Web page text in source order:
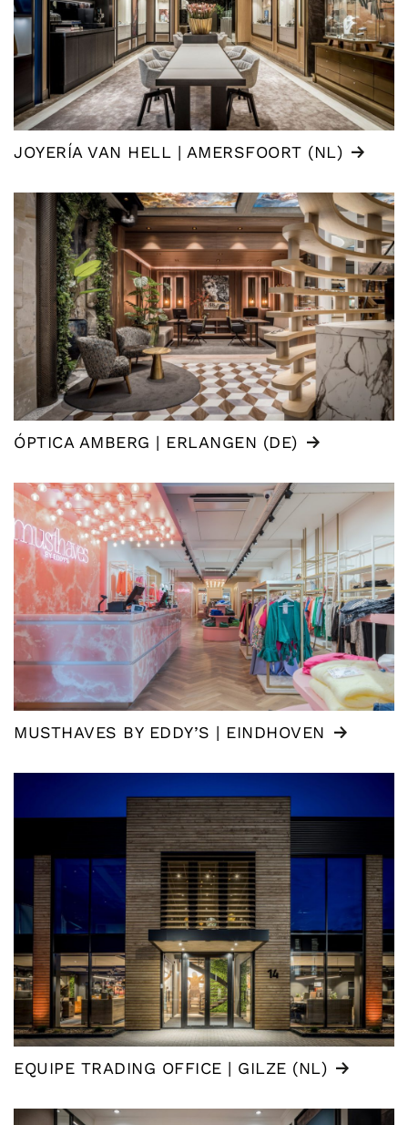
JOYERÍA VAN HELL | AMERSFOORT (NL)
ÓPTICA AMBERG | ERLANGEN (DE)
MUSTHAVES BY EDDY’S | EINDHOVEN
EQUIPE TRADING OFFICE | GILZE (NL)